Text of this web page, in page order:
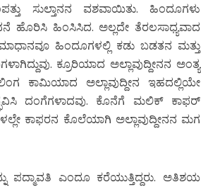
ಸುಲ್ತಾನನ ವಶವಾಯಿತು. ಹಿಂದೂಗಳು
ಹಿಂಸಿಸಿದ. ಅಲ್ಲದೇ ತೆರಲಸಾಧ್ಯವಾದ
ಹಿಂದೂಗಳಲ್ಲಿ ಕಡು ಬಡತನ ಮತ್ತು
ಕ್ರೂರಿಯಾದ ಅಲ್ಲಾವುದ್ದೀನನ ಅಂತ್ಯ
ಕಾಮಿಯಾದ ಅಲ್ಲಾವುದ್ದೀನ ಇಹದಲ್ಲಿಯೇ
ದಂಗೆಗಳಾದವು. ಕೊನೆಗೆ ಮಲಿಕ್ ಕಾಫರ್
ಕಾಫರನ ಕೊಲೆಯಾಗಿ ಅಲ್ಲಾವುದ್ದೀನನ ಮಗ
ಪದ್ಮಾವತಿ ಎಂದೂ ಕರೆಯುತ್ತಿದ್ದರು. ಅತಿಶಯ